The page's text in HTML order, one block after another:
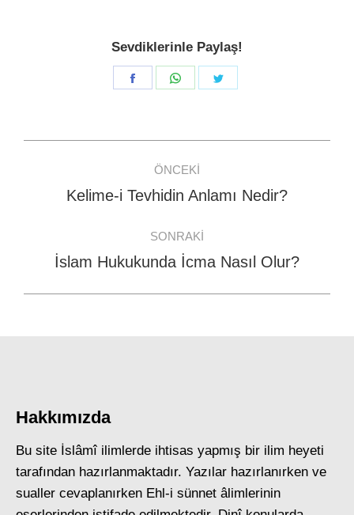
Sevdiklerinle Paylaş!
Share
Share
navigation
ÖNCEKI
Previous
Kelime-i Tevhidin Anlamı Nedir?
SONRAKI
Next
İslam Hukukunda İcma Nasıl Olur?
Hakkımızda
Bu site İslâmî ilimlerde ihtisas yapmış bir ilim heyeti
tarafından hazırlanmaktadır. Yazılar hazırlanırken ve
sualler cevaplanırken Ehl-i sünnet âlimlerinin